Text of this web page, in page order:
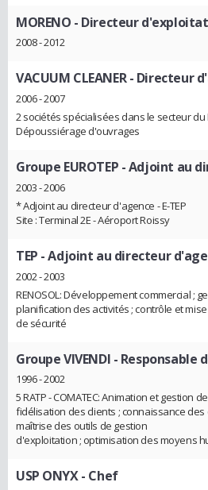
MORENO - Directeur
2008 - 2012
VACUUM CLEANER- Directeur
2006 - 2007
2 sociétés spécialisées dans le secteur du
Dépoussiérage d'ouvrages
Groupe EUROTEP - Adjoint au
2003 - 2006
* Adjoint au directeur d'agence - E-TEP
Site : Terminal 2E - Aéroport Roissy
TEP - Adjoint au directeur
2002 - 2003
RENOSOL: Développement commercial ;
planification des activités ; contrôle et
de sécurité
Groupe VIVENDI - Responsable
1996 - 2002
5 RATP - COMATEC: Animation et gestion
fidélisation des clients ; connaissance
maîtrise des outils de gestion
d'exploitation ; optimisation des moyens
USP ONYX- Chef